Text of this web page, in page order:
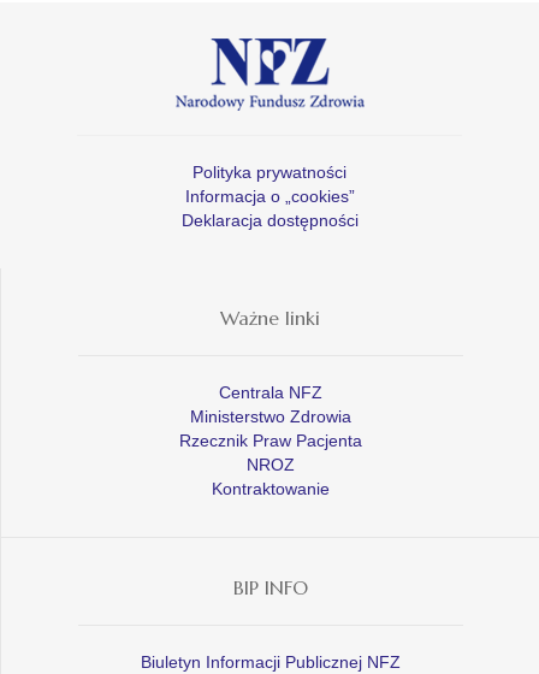
Polityka prywatności
Informacja o „cookies”
Deklaracja dostępności
Ważne linki
Centrala NFZ
Ministerstwo Zdrowia
Rzecznik Praw Pacjenta
NROZ
Kontraktowanie
BIP INFO
Biuletyn Informacji Publicznej NFZ